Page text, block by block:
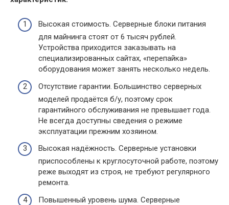
Высокая стоимость. Серверные блоки питания
для майнинга стоят от 6 тысяч рублей.
Устройства приходится заказывать на
специализированных сайтах, «перепайка»
оборудования может занять несколько недель.
Отсутствие гарантии. Большинство серверных
моделей продаётся б/у, поэтому срок
гарантийного обслуживания не превышает года.
Не всегда доступны сведения о режиме
эксплуатации прежним хозяином.
Высокая надёжность. Серверные установки
приспособлены к круглосуточной работе, поэтому
реже выходят из строя, не требуют регулярного
ремонта.
Повышенный уровень шума. Серверные